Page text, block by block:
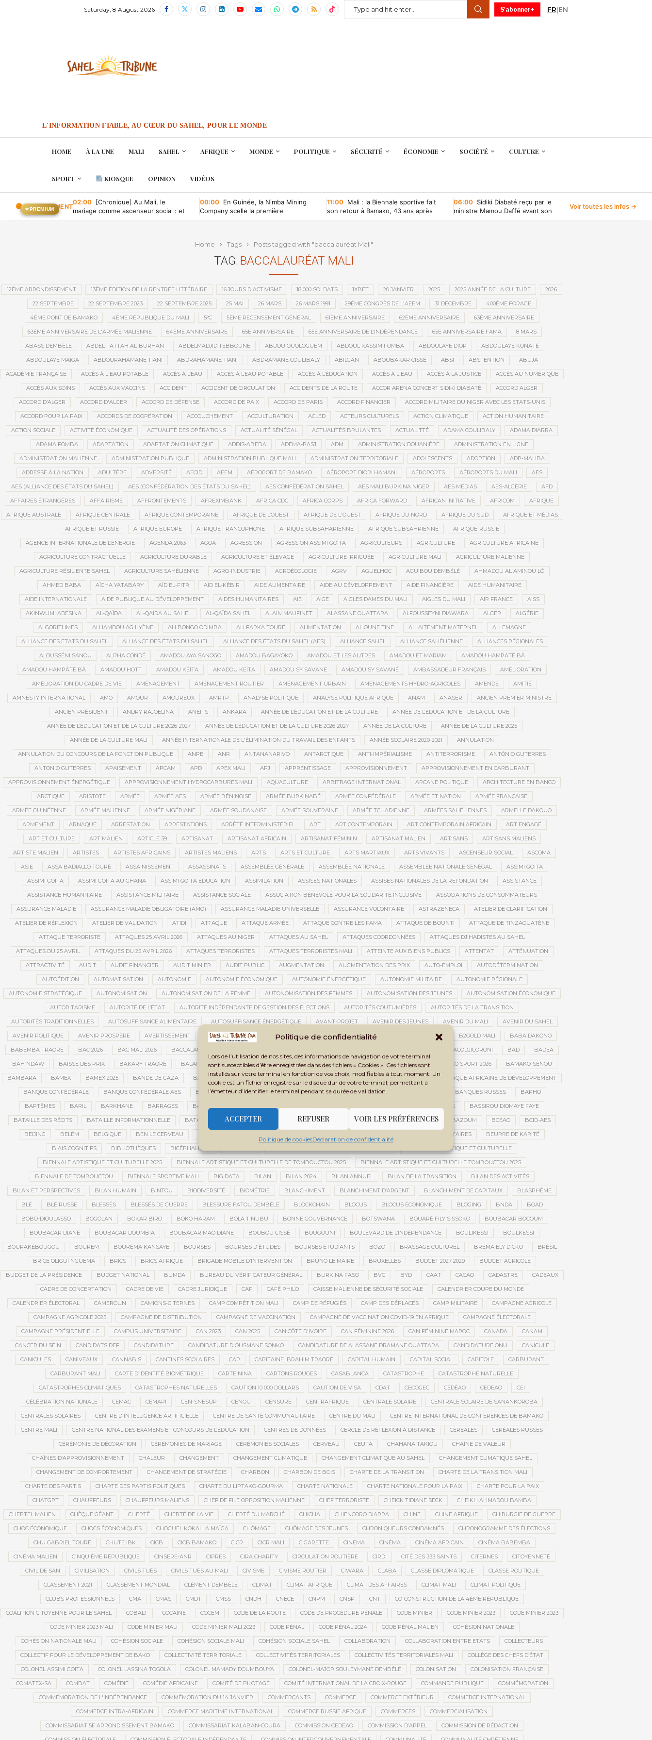
Politique de confidentialité
Lors de l’utilisation de nos sites, des informations de navigation de votre terminal
sont susceptibles d’être enregistrées dans des fichiers « Cookies ». Ces fichiers sont
installés sur votre terminal en fonction de vos choix, modifiables à tout moment. Un
cookie est un fichier enregistré sur le disque dur de votre terminal, permettant à
l’émetteur d’identifier le terminal pendant sa durée de validation.
ACCEPTER REFUSER VOIR LES PRÉFÉRENCES
Politique de cookiesDéclaration de confidentialité
Saturday, 8 August 2026 S'abonner+ FR|EN
L'INFORMATION FIABLE, AU CŒUR DU SAHEL, POUR LE MONDE
HOME À LA UNE MALI SAHEL AFRIQUE MONDE POLITIQUE SÉCURITÉ ÉCONOMIE SOCIÉTÉ CULTURE
SPORT KIOSQUE OPINION VIDÉOS
EN CE MOMENT
★PREMIUM
02:00 [Chronique] Au Mali, le
mariage comme ascenseur social : et
00:00 En Guinée, la Nimba Mining
Company scelle la première
11:00 Mali : la Biennale sportive fait
son retour à Bamako, 43 ans après
06:00 Sidiki Diabaté reçu par le
ministre Mamou Daffé avant son
Voir toutes les infos →
Home Tags Posts tagged with "baccalauréat Mali"
TAG: BACCALAURÉAT MALI
12ÈME ARRONDISSEMENT 13ÈME ÉDITION DE LA RENTRÉE LITTÉRAIRE 16 JOURS D'ACTIVISME 18 000 SOLDATS 1XBET 20 JANVIER 2025 2025 ANNÉE DE LA CULTURE 2026
22 SEPTEMBRE 22 SEPTEMBRE 2023 22 SEPTEMBRE 2025 25 MAI 26 MARS 26 MARS 1991 29ÈME CONGRÈS DE L'AEEM 31 DÉCEMBRE 400ÈME FORAGE
4ÈME PONT DE BAMAKO 4ÈME RÉPUBLIQUE DU MALI 5°C 5ÈME RECENSEMENT GÉNÉRAL 61ÈME ANNIVERSAIRE 62ÈME ANNIVERSAIRE 63ÈME ANNIVERSAIRE
63ÈME ANNIVERSAIRE DE L'ARMÉE MALIENNE 64ÈME ANNIVERSAIRE 65E ANNIVERSAIRE 65E ANNIVERSAIRE DE L’INDÉPENDANCE 65E ANNIVERSAIRE FAMA 8 MARS
ABASS DEMBÉLÉ ABDEL FATTAH AL-BURHAN ABDELMADJID TEBBOUNE ABDOU OUOLOGUEM ABDOUL KASSIM FOMBA ABDOULAYE DIOP ABDOULAYE KONATÉ
ABDOULAYE MAÏGA ABDOURAHAMANE TIANI ABDRAHAMANE TIANI ABDRAMANE COULIBALY ABIDJAN ABOUBAKAR CISSÉ ABSI ABSTENTION ABUJA
ACADÉMIE FRANÇAISE ACCÈS À L'EAU POTABLE ACCÈS À L’EAU ACCÈS À L’EAU POTABLE ACCÈS À L’ÉDUCATION ACCÈS À L'EAU ACCÈS À LA JUSTICE ACCÈS AU NUMÉRIQUE
ACCÈS AUX SOINS ACCÈS AUX VACCINS ACCIDENT ACCIDENT DE CIRCULATION ACCIDENTS DE LA ROUTE ACCOR ARENA CONCERT SIDIKI DIABATÉ ACCORD ALGER
ACCORD D’ALGER ACCORD D'ALGER ACCORD DE DÉFENSE ACCORD DE PAIX ACCORD DE PARIS ACCORD FINANCIER ACCORD MILITAIRE DU NIGER AVEC LES ETATS-UNIS
ACCORD POUR LA PAIX ACCORDS DE COOPÉRATION ACCOUCHEMENT ACCULTURATION ACLED ACTEURS CULTURELS ACTION CLIMATIQUE ACTION HUMANITAIRE
ACTION SOCIALE ACTIVITÉ ÉCONOMIQUE ACTUALITÉ DES OPÉRATIONS ACTUALITÉ SÉNÉGAL ACTUALITÉS BRULANTES ACTUALITTÉ ADAMA COULIBALY ADAMA DIARRA
ADAMA FOMBA ADAPTATION ADAPTATION CLIMATIQUE ADDIS-ABEBA ADEMA-PASJ ADM ADMINISTRATION DOUANIÈRE ADMINISTRATION EN LIGNE
ADMINISTRATION MALIENNE ADMINISTRATION PUBLIQUE ADMINISTRATION PUBLIQUE MALI ADMINISTRATION TERRITORIALE ADOLESCENTS ADOPTION ADP-MALIBA
ADRESSE À LA NATION ADULTÈRE ADVERSITÉ AECID AEEM AÉROPORT DE BAMAKO AÉROPORT DIORI HAMANI AÉROPORTS AÉROPORTS DU MALI AES
AES (ALLIANCE DES ÉTATS DU SAHEL) AES (CONFÉDÉRATION DES ÉTATS DU SAHEL) AES CONFÉDÉRATION SAHEL AES MALI BURKINA NIGER AES MÉDIAS AES-ALGÉRIE AFD
AFFAIRES ÉTRANGÈRES AFFAIRISME AFFRONTEMENTS AFREXIMBANK AFRICA CDC AFRICA CORPS AFRICA FORWARD AFRICAN INITIATIVE AFRICOM AFRIQUE
AFRIQUE AUSTRALE AFRIQUE CENTRALE AFRIQUE CONTEMPORAINE AFRIQUE DE L’OUEST AFRIQUE DE L'OUEST AFRIQUE DU NORD AFRIQUE DU SUD AFRIQUE ET MÉDIAS
AFRIQUE ET RUSSIE AFRIQUE EUROPE AFRIQUE FRANCOPHONE AFRIQUE SUBSAHARIENNE AFRIQUE SUBSAHRIENNE AFRIQUE-RUSSIE
AGENCE INTERNATIONALE DE L’ÉNERGIE AGENDA 2063 AGOA AGRESSION AGRESSION ASSIMI GOITA AGRICULTEURS AGRICULTURE AGRICULTURE AFRICAINE
AGRICULTURE CONTRACTUELLE AGRICULTURE DURABLE AGRICULTURE ET ÉLEVAGE AGRICULTURE IRRIGUÉE AGRICULTURE MALI AGRICULTURE MALIENNE
AGRICULTURE RÉSILIENTE SAHEL AGRICULTURE SAHÉLIENNE AGRO-INDUSTRIE AGROÉCOLOGIE AGRV AGUELHOC AGUIBOU DEMBÉLÉ AHMADOU AL AMINOU LÔ
AHMED BABA AÏCHA YATABARY AÏD EL-FITR AÏD EL-KÉBIR AIDE ALIMENTAIRE AIDE AU DÉVELOPPEMENT AIDE FINANCIÈRE AIDE HUMANITAIRE
AIDE INTERNATIONALE AIDE PUBLIQUE AU DÉVELOPPEMENT AIDES HUMANITAIRES AIE AIGE AIGLES DAMES DU MALI AIGLES DU MALI AIR FRANCE AISS
AKINWUMI ADESINA AL-QAÏDA AL-QAÏDA AU SAHEL AL-QAÏDA SAHEL ALAIN MAUFINET ALASSANE OUATTARA ALFOUSSEYNI DIAWARA ALGER ALGÉRIE
ALGORITHMES ALHAMDOU AG ILYÈNE ALI BONGO ODIMBA ALI FARKA TOURÉ ALIMENTATION ALIOUNE TINE ALLAITEMENT MATERNEL ALLEMAGNE
ALLIANCE DES ETATS DU SAHEL ALLIANCE DES ÉTATS DU SAHEL ALLIANCE DES ÉTATS DU SAHEL (AES) ALLIANCE SAHEL ALLIANCE SAHÉLIENNE ALLIANCES RÉGIONALES
ALOUSSÉNI SANOU ALPHA CONDÉ AMADOU AYA SANOGO AMADOU BAGAYOKO AMADOU ET LES AUTRES AMADOU ET MARIAM AMADOU HAMPATÉ BÂ
AMADOU HAMPÂTÉ BÂ AMADOU HOTT AMADOU KÉITA AMADOU KEÏTA AMADOU SY SAVANE AMADOU SY SAVANÉ AMBASSADEUR FRANÇAIS AMÉLIORATION
AMÉLIORATION DU CADRE DE VIE AMÉNAGEMENT AMÉNAGEMENT ROUTIER AMÉNAGEMENT URBAIN AMÉNAGEMENTS HYDRO-AGRICOLES AMENDE AMITIÉ
AMNESTY INTERNATIONAL AMO AMOUR AMOUREUX AMRTP ANALYSE POLITIQUE ANALYSE POLITIQUE AFRIQUE ANAM ANASER ANCIEN PREMIER MINISTRE
ANCIEN PRÉSIDENT ANDRY RAJOELINA ANÉFIS ANKARA ANNÉE DE L’ÉDUCATION ET DE LA CULTURE ANNÉE DE L’ÉDUCATION ET DE LA CULTURE
ANNÉE DE L’ÉDUCATION ET DE LA CULTURE 2026-2027 ANNÉE DE L’ÉDUCATION ET DE LA CULTURE 2026-2027 ANNÉE DE LA CULTURE ANNÉE DE LA CULTURE 2025
ANNÉE DE LA CULTURE MALI ANNÉE INTERNATIONALE DE L'ÉLIMINATION DU TRAVAIL DES ENFANTS ANNÉE SCOLAIRE 2020-2021 ANNULATION
ANNULATION DU CONCOURS DE LA FONCTION PUBLIQUE ANPE ANR ANTANANARIVO ANTARCTIQUE ANTI-IMPÉRIALISME ANTITERRORISME ANTÓNIO GUTERRES
ANTONIO GUTERRES APAISEMENT APCAM APD APEX MALI APJ APPRENTISSAGE APPROVISIONNEMENT APPROVISIONNEMENT EN CARBURANT
APPROVISIONNEMENT ÉNERGÉTIQUE APPROVISIONNEMENT HYDROCARBURES MALI AQUACULTURE ARBITRAGE INTERNATIONAL ARCANE POLITIQUE ARCHITECTURE EN BANCO
ARCTIQUE ARISTOTE ARMÉE ARMÉE AES ARMÉE BÉNINOISE ARMÉE BURKINABÉ ARMÉE CONFÉDÉRALE ARMÉE ET NATION ARMÉE FRANÇAISE
ARMÉE GUINÉENNE ARMÉE MALIENNE ARMÉE NIGÉRIANE ARMÉE SOUDANAISE ARMÉE SOUVERAINE ARMÉE TCHADIENNE ARMÉES SAHÉLIENNES ARMELLE DAKOUO
ARMEMENT ARNAQUE ARRESTATION ARRESTATIONS ARRÊTÉ INTERMINISTÉRIEL ART ART CONTEMPORAIN ART CONTEMPORAIN AFRICAIN ART ENGAGÉ
ART ET CULTURE ART MALIEN ARTICLE 39 ARTISANAT ARTISANAT AFRICAIN ARTISANAT FÉMININ ARTISANAT MALIEN ARTISANS ARTISANS MALIENS
ARTISTE MALIEN ARTISTES ARTISTES AFRICAINS ARTISTES MALIENS ARTS ARTS ET CULTURE ARTS MARTIAUX ARTS VIVANTS ASCENSEUR SOCIAL ASCOMA
ASIE ASSA BADIALLO TOURÉ ASSAINISSEMENT ASSASSINATS ASSEMBLÉE GÉNÉRALE ASSEMBLÉE NATIONALE ASSEMBLÉE NATIONALE SÉNÉGAL ASSIMI GOÏTA
ASSIMI GOITA ASSIMI GOITA AU GHANA ASSIMI GOÏTA ÉDUCATION ASSIMILATION ASSISES NATIONALES ASSISES NATIONALES DE LA REFONDATION ASSISTANCE
ASSISTANCE HUMANITAIRE ASSISTANCE MILITAIRE ASSISTANCE SOCIALE ASSOCIATION BÉNÉVOLE POUR LA SOLIDARITÉ INCLUSIVE ASSOCIATIONS DE CONSOMMATEURS
ASSURANCE MALADIE ASSURANCE MALADIE OBLIGATOIRE (AMO) ASSURANCE MALADIE UNIVERSELLE ASSURANCE VOLONTAIRE ASTRAZENECA ATELIER DE CLARIFICATION
ATELIER DE RÉFLEXION ATELIER DE VALIDATION ATIDI ATTAQUE ATTAQUE ARMÉE ATTAQUE CONTRE LES FAMA ATTAQUE DE BOUNTI ATTAQUE DE TINZAOUATÈNE
ATTAQUE TERRORISTE ATTAQUES 25 AVRIL 2026 ATTAQUES AU NIGER ATTAQUES AU SAHEL ATTAQUES COORDONNÉES ATTAQUES DJIHADISTES AU SAHEL
ATTAQUES DU 25 AVRIL ATTAQUES DU 25 AVRIL 2026 ATTAQUES TERRORISTES ATTAQUES TERRORISTES MALI ATTEINTE AUX BIENS PUBLICS ATTENTAT ATTÉNUATION
ATTRACTIVITÉ AUDIT AUDIT FINANCIER AUDIT MINIER AUDIT PUBLIC AUGMENTATION AUGMENTATION DES PRIX AUTO-EMPLOI AUTODÉTERMINATION
AUTOÉDITION AUTOMATISATION AUTONOMIE AUTONOMIE ÉCONOMIQUE AUTONOMIE ÉNERGÉTIQUE AUTONOMIE MILITAIRE AUTONOMIE RÉGIONALE
AUTONOMIE STRATÉGIQUE AUTONOMISATION AUTONOMISATION DE LA FEMME AUTONOMISATION DES FEMMES AUTONOMISATION DES JEUNES AUTONOMISATION ÉCONOMIQUE
AUTORITARISME AUTORITÉ DE L’ÉTAT AUTORITÉ INDÉPENDANTE DE GESTION DES ÉLECTIONS AUTORITÉS COUTUMIÈRES AUTORITÉS DE LA TRANSITION
AUTORITÉS TRADITIONNELLES AUTOSUFFISANCE ALIMENTAIRE AUTOSUFFISANCE ÉNERGÉTIQUE AVANT-PROJET AVENIR DES JEUNES AVENIR DU MALI AVENIR DU SAHEL
AVENIR POLITIQUE AVENIR PROSPÈRE AVERTISSEMENT AVIATION CIVILE AVOC AXES STRATÉGIQUES AZAWAD AZERBAÏDJAN B2GOLD MALI BABA DAKONO
BABEMBA TRAORÉ BAC 2026 BAC MALI 2026 BACCALAURÉAT BACODJICORONI BAD BADEA
BAH NDAW BAISSE DES PRIX BAKARY TRAORÉ BALAFON BAMAKO BAMAKO 2025 BAMAKO 2026 BAMAKO SÉCURITÉ BAMAKO SPORT 2026 BAMAKO-SÉNOU
BAMBARA BAMEX BAMEX 2025 BANDE DE GAZA BANDIAGARA BANDIOUGOU DANTÉ BANDITISME BANGUI BANQUE BANQUE AFRICAINE DE DÉVELOPPEMENT
BANQUE CONFÉDÉRALE BANQUE CONFÉDÉRALE AES BANQUE MONDIALE BANQUE OUEST-AFRICAINE DE DÉVELOPPEMENT BANQUES RUSSES BAPHO
BAPTÊMES BARIL BARKHANE BARRAGES BARRICADES BARS BASSIROU DIOMAYE FAYE
BATAILLE DES RÉCITS BATAILLE INFORMATIONNELLE BATAILLON TCHADIEN BATTERIES ÉLECTRIQUES BATTERIES LITHIUM BAUXITE BAZOUM BCEAO BCID-AES
BEIJING BELÉM BELGIQUE BEN LE CERVEAU BESOINS HUMANITAIRES BEURRE DE KARITÉ
BIAIS COGNITIFS BIBLIOTHÈQUES BICÉPHALISME BIENNALE ARTISTIQUE ET CULTURELLE
BIENNALE ARTISTIQUE ET CULTURELLE 2025 BIENNALE ARTISTIQUE ET CULTURELLE DE TOMBOUCTOU 2025 BIENNALE ARTISTIQUE ET CULTURELLE TOMBOUCTOU 2025
BIENNALE DE TOMBOUCTOU BIENNALE SPORTIVE MALI BIG DATA BILAN BILAN 2024 BILAN ANNUEL BILAN DE LA TRANSITION BILAN DES ACTIVITÉS
BILAN ET PERSPECTIVES BILAN HUMAIN BINTOU BIODIVERSITÉ BIOMÉTRIE BLANCHIMENT BLANCHIMENT D’ARGENT BLANCHIMENT DE CAPITAUX BLASPHÈME
BLÉ BLÉ RUSSE BLESSÉS BLESSÉS DE GUERRE BLESSURE FATOU DEMBÉLÉ BLOCKCHAIN BLOCUS BLOCUS ÉCONOMIQUE BLOGING BNDA BOAD
BOBO-DIOULASSO BOGOLAN BOKAR BIRO BOKO HARAM BOLA TINUBU BONNE GOUVERNANCE BOTSWANA BOUARÉ FILY SISSOKO BOUBACAR BOCOUM
BOUBACAR DIANÉ BOUBACAR DOUMBIA BOUBACAR MAO DIANÉ BOUBOU CISSÉ BOUGOUNI BOULEVARD DE L’INDÉPENDANCE BOULIKESSI BOULKESSI
BOURAKÉBOUGOU BOUREM BOURÉMA KANSAYE BOURSES BOURSES D'ÉTUDES BOURSES ÉTUDIANTS BOZO BRASSAGE CULTUREL BRÉMA ELY DICKO BRÉSIL
BRICE OLIGUI NGUEMA BRICS BRICS AFRIQUE BRIGADE MOBILE D’INTERVENTION BRUNO LE MAIRE BRUXELLES BUDGET 2027-2029 BUDGET AGRICOLE
BUDGET DE LA PRÉSIDENCE BUDGET NATIONAL BUMDA BUREAU DU VÉRIFICATEUR GÉNÉRAL BURKINA FASO BVG BYD CAAT CACAO CADASTRE CADEAUX
CADRE DE CONCERTATION CADRE DE VIE CADRE JURIDIQUE CAF CAFÉ PHILO CAISSE MALIENNE DE SÉCURITÉ SOCIALE CALENDRIER COUPE DU MONDE
CALENDRIER ÉLECTORAL CAMEROUN CAMIONS-CITERNES CAMP COMPÉTITION MALI CAMP DE RÉFUGIÉS CAMP DES DÉPLACÉS CAMP MILITAIRE CAMPAGNE AGRICOLE
CAMPAGNE AGRICOLE 2025 CAMPAGNE DE DISTRIBUTION CAMPAGNE DE VACCINATION CAMPAGNE DE VACCINATION COVID-19 EN AFRIQUE CAMPAGNE ÉLECTORALE
CAMPAGNE PRÉSIDENTIELLE CAMPUS UNIVERSITAIRE CAN 2023 CAN 2025 CAN CÔTE D'IVOIRE CAN FÉMININE 2026 CAN FÉMININE MAROC CANADA CANAM
CANCER DU SEIN CANDIDATS DEF CANDIDATURE CANDIDATURE D'OUSMANE SONKO CANDIDATURE DE ALASSANE DRAMANE OUATTARA CANDIDATURE ONU CANICULE
CANICULES CANIVEAUX CANNABIS CANTINES SCOLAIRES CAP CAPITAINE IBRAHIM TRAORÉ CAPITAL HUMAIN CAPITAL SOCIAL CAPITOLE CARBURANT
CARBURANT MALI CARTE D’IDENTITÉ BIOMÉTRIQUE CARTE NINA CARTONS ROUGES CASABLANCA CATASTROPHE CATASTROPHE NATURELLE
CATASTROPHES CLIMATIQUES CATASTROPHES NATURELLES CAUTION 10 000 DOLLARS CAUTION DE VISA CDAT CECOGEC CÉDÉAO CEDEAO CEI
CÉLÉBRATION NATIONALE CEMAC CEMAPI CEN-SNESUP CENOU CENSURE CENTRAFRIQUE CENTRALE SOLAIRE CENTRALE SOLAIRE DE SANANKOROBA
CENTRALES SOLAIRES CENTRE D'INTELLIGENCE ARTIFICIELLE CENTRE DE SANTÉ COMMUNAUTAIRE CENTRE DU MALI CENTRE INTERNATIONAL DE CONFÉRENCES DE BAMAKO
CENTRE MALI CENTRE NATIONAL DES EXAMENS ET CONCOURS DE L’ÉDUCATION CENTRES DE DONNÉES CERCLE DE RÉFLEXION À DISTANCE CÉRÉALES CÉRÉALES RUSSES
CÉRÉMONIE DE DÉCORATION CÉRÉMONIES DE MARIAGE CÉRÉMONIES SOCIALES CERVEAU CEUTA CHAHANA TAKIOU CHAÎNE DE VALEUR
CHAÎNES D’APPROVISIONNEMENT CHALEUR CHANGEMENT CHANGEMENT CLIMATIQUE CHANGEMENT CLIMATIQUE AU SAHEL CHANGEMENT CLIMATIQUE SAHEL
CHANGEMENT DE COMPORTEMENT CHANGEMENT DE STRATÉGIE CHARBON CHARBON DE BOIS CHARTE DE LA TRANSITION CHARTE DE LA TRANSITION MALI
CHARTE DES PARTIS CHARTE DES PARTIS POLITIQUES CHARTE DU LIPTAKO-GOURMA CHARTE NATIONALE CHARTE NATIONALE POUR LA PAIX CHARTE POUR LA PAIX
CHATGPT CHAUFFEURS CHAUFFEURS MALIENS CHEF DE FILE OPPOSITION MALIENNE CHEF TERRORISTE CHEICK TIDIANE SECK CHEIKH AHMADOU BAMBA
CHEPTEL MALIEN CHÈQUE GÉANT CHERTÉ CHERTÉ DE LA VIE CHERTÉ DU MARCHÉ CHICHA CHIENCORO DIARRA CHINE CHINE AFRIQUE CHIRURGIE DE GUERRE
CHOC ÉCONOMIQUE CHOCS ÉCONOMIQUES CHOGUEL KOKALLA MAÏGA CHÔMAGE CHÔMAGE DES JEUNES CHRONIQUEURS CONDAMNÉS CHRONOGRAMME DES ÉLECTIONS
CHU GABRIEL TOURÉ CHUTE IBK CICB CICB BAMAKO CICR CICR MALI CIGARETTE CINEMA CINÉMA CINÉMA AFRICAIN CINÉMA BABEMBA
CINÉMA MALIEN CINQUIÈME RÉPUBLIQUE CINSERE-ANR CIPRES CIRA CHARITY CIRCULATION ROUTIÈRE CIRDI CITÉ DES 333 SAINTS CITERNES CITOYENNETÉ
CIVIL DE SAN CIVILISATION CIVILS TUÉS CIVILS TUÉS AU MALI CIVISME CIVISME ROUTIER CIWARA CLABA CLASSE DIPLOMATIQUE CLASSE POLITIQUE
CLASSEMENT 2021 CLASSEMENT MONDIAL CLÉMENT DEMBÉLÉ CLIMAT CLIMAT AFRIQUE CLIMAT DES AFFAIRES CLIMAT MALI CLIMAT POLITIQUE
CLUBS PROFESSIONNELS CMA CMAS CMDT CMSS CNDH CNECE CNPM CNSP CNT CO-CONSTRUCTION DE LA 4ÈME RÉPUBLIQUE
COALITION CITOYENNE POUR LE SAHEL COBALT COCAÏNE COCEM CODE DE LA ROUTE CODE DE PROCÉDURE PÉNALE CODE MINIER CODE MINIER 2023 CODE MINIER 2023
CODE MINIER 2023 MALI CODE MINIER MALI CODE MINIER MALI 2023 CODE PÉNAL CODE PÉNAL 2024 CODE PÉNAL MALIEN COHÉSION NATIONALE
COHÉSION NATIONALE MALI COHÉSION SOCIALE COHÉSION SOCIALE MALI COHÉSION SOCIALE SAHEL COLLABORATION COLLABORATION ENTRE ETATS COLLECTEURS
COLLECTIF POUR LE DÉVELOPPEMENT DE BAKO COLLECTIVITÉ TERRITORIALE COLLECTIVITÉS TERRITORIALES COLLECTIVITÉS TERRITORIALES MALI COLLÈGE DES CHEFS D’ÉTAT
COLONEL ASSIMI GOÏTA COLONEL LASSINA TOGOLA COLONEL MAMADY DOUMBOUYA COLONEL-MAJOR SOULEYMANE DEMBÉLÉ COLONISATION COLONISATION FRANÇAISE
COMATEX-SA COMBAT COMÉDIE COMÉDIE AFRICAINE COMITÉ DE PILOTAGE COMITÉ INTERNATIONAL DE LA CROIX-ROUGE COMMANDE PUBLIQUE COMMÉMORATION
COMMÉMORATION DE L'INDÉPENDANCE COMMÉMORATION DU 14 JANVIER COMMERÇANTS COMMERCE COMMERCE EXTÉRIEUR COMMERCE INTERNATIONAL
COMMERCE INTRA-AFRICAIN COMMERCE MARITIME INTERNATIONAL COMMERCE RUSSIE AFRIQUE COMMERCES COMMERCIALISATION
COMMISSARIAT 5E ARRONDISSEMENT BAMAKO COMMISSARIAT KALABAN-COURA COMMISSION CEDEAO COMMISSION D’APPEL COMMISSION DE RÉDACTION